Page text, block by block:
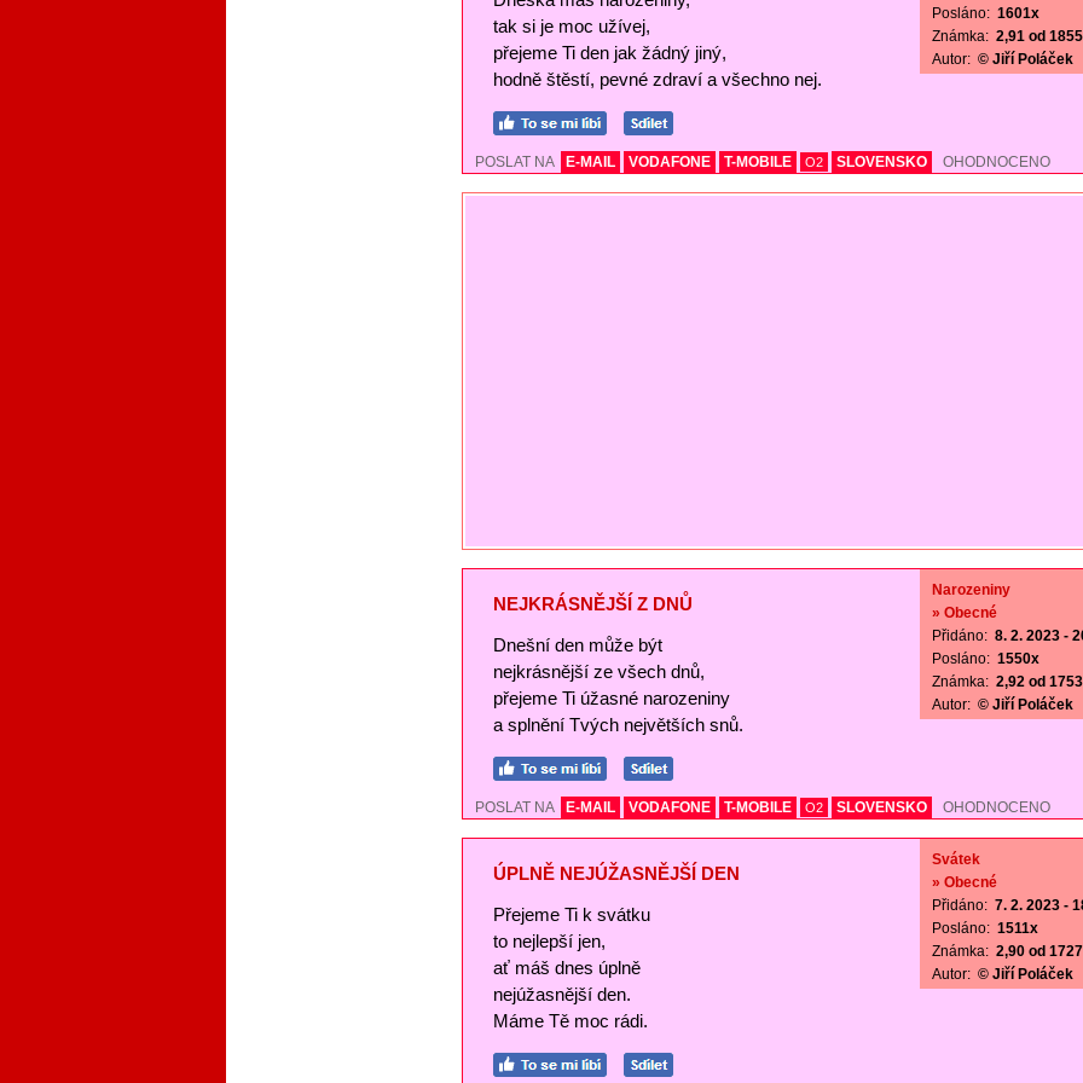
tak si je moc užívej,
přejeme Ti den jak žádný jiný,
hodně štěstí, pevné zdraví a všechno nej.
Posláno: 1601x
Známka: 2,91 od
Autor: © Jiří Poláček
POSLAT NA E-MAIL VODAFONE T-MOBILE O2 SLOVENSKO OHODNOCENO
NEJKRÁSNĚJŠÍ Z DNŮ
Dnešní den může být
nejkrásnější ze všech dnů,
přejeme Ti úžasné narozeniny
a splnění Tvých největších snů.
Narozeniny
» Obecné
Přidáno: 8. 2. 2023 -
Posláno: 1550x
Známka: 2,92 od
Autor: © Jiří Poláček
POSLAT NA E-MAIL VODAFONE T-MOBILE O2 SLOVENSKO OHODNOCENO
ÚPLNĚ NEJÚŽASNĚJŠÍ DEN
Přejeme Ti k svátku
to nejlepší jen,
ať máš dnes úplně
nejúžasnější den.
Máme Tě moc rádi.
Svátek
» Obecné
Přidáno: 7. 2. 2023 -
Posláno: 1511x
Známka: 2,90 od
Autor: © Jiří Poláček